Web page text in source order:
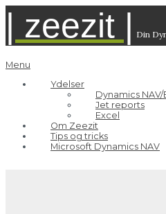
| zeezit | Din
Menu
Ydelser
Dynamics NAV/
Jet reports
Excel
Om Zeezit
Tips og tricks
Microsoft Dynamics NAV